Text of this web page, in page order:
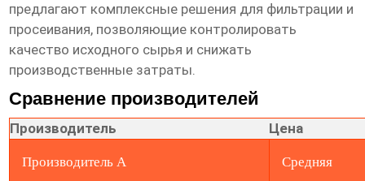
предлагают комплексные решения для фильтрации и
просеивания, позволяющие контролировать
качество исходного сырья и снижать
производственные затраты.
Сравнение производителей
Производитель Цена
Производитель А Средняя